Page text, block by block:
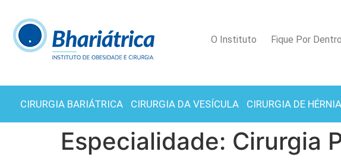
O Instituto Fique Por Dentro
CIRURGIA BARIÁTRICA CIRURGIA DA VESÍCULA CIRURGIA DE HÉRNIA
Especialidade: Cirurgia